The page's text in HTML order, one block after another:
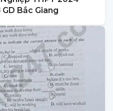
GD Bắc Giang